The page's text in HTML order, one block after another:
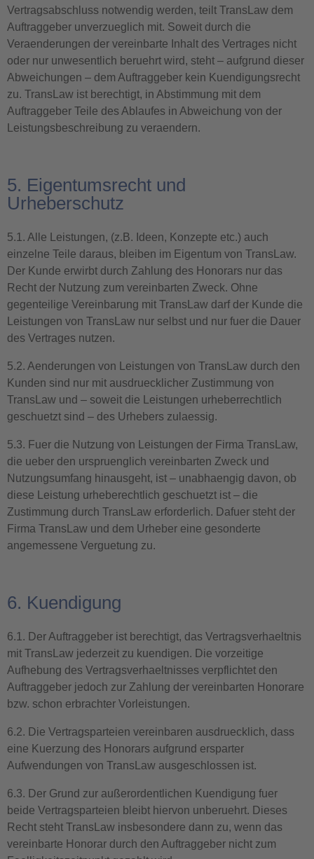
Vertragsabschluss notwendig werden, teilt TransLaw dem
Auftraggeber unverzueglich mit. Soweit durch die
Veraenderungen der vereinbarte Inhalt des Vertrages nicht
oder nur unwesentlich beruehrt wird, steht – aufgrund dieser
Abweichungen – dem Auftraggeber kein Kuendigungsrecht
zu. TransLaw ist berechtigt, in Abstimmung mit dem
Auftraggeber Teile des Ablaufes in Abweichung von der
Leistungsbeschreibung zu veraendern.
5. Eigentumsrecht und
Urheberschutz
5.1. Alle Leistungen, (z.B. Ideen, Konzepte etc.) auch
einzelne Teile daraus, bleiben im Eigentum von TransLaw.
Der Kunde erwirbt durch Zahlung des Honorars nur das
Recht der Nutzung zum vereinbarten Zweck. Ohne
gegenteilige Vereinbarung mit TransLaw darf der Kunde die
Leistungen von TransLaw nur selbst und nur fuer die Dauer
des Vertrages nutzen.
5.2. Aenderungen von Leistungen von TransLaw durch den
Kunden sind nur mit ausdruecklicher Zustimmung von
TransLaw und – soweit die Leistungen urheberrechtlich
geschuetzt sind – des Urhebers zulaessig.
5.3. Fuer die Nutzung von Leistungen der Firma TransLaw,
die ueber den urspruenglich vereinbarten Zweck und
Nutzungsumfang hinausgeht, ist – unabhaengig davon, ob
diese Leistung urheberechtlich geschuetzt ist – die
Zustimmung durch TransLaw erforderlich. Dafuer steht der
Firma TransLaw und dem Urheber eine gesonderte
angemessene Verguetung zu.
6. Kuendigung
6.1. Der Auftraggeber ist berechtigt, das Vertragsverhaeltnis
mit TransLaw jederzeit zu kuendigen. Die vorzeitige
Aufhebung des Vertragsverhaeltnisses verpflichtet den
Auftraggeber jedoch zur Zahlung der vereinbarten Honorare
bzw. schon erbrachter Vorleistungen.
6.2. Die Vertragsparteien vereinbaren ausdruecklich, dass
eine Kuerzung des Honorars aufgrund ersparter
Aufwendungen von TransLaw ausgeschlossen ist.
6.3. Der Grund zur außerordentlichen Kuendigung fuer
beide Vertragsparteien bleibt hiervon unberuehrt. Dieses
Recht steht TransLaw insbesondere dann zu, wenn das
vereinbarte Honorar durch den Auftraggeber nicht zum